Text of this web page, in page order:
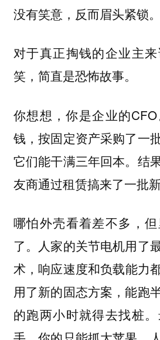
没有笑意，反而眉头紧锁。
对于真正掏钱的企业主
笑，简直是恐怖故事。
你想想，你是企业的
钱，按固定资产采购了一
它们能干满三年回本。结
友商通过租赁搞来了一批新
哪怕外壳看着差不多，
了。人家的关节电机用了
术，响应速度和负载能力
用了新的固态方案，能跑
的跑两小时就得去找桩